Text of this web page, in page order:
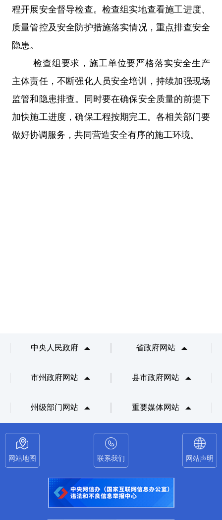
程开展安全督导检查。检查组实地查看施工进度、
质量管控及安全防护措施落实情况，重点排查安全
隐患。
检查组要求，施工单位要严格落实安全生产
主体责任，不断强化人员安全培训，持续加强现场
监管和隐患排查。同时要在确保安全质量的前提下
加快施工进度，确保工程按期完工。各相关部门要
做好协调服务，共同营造安全有序的施工环境。
中央人民政府 省政府网站
市州政府网站 县市政府网站
州级部门网站 重要媒体网站
网站地图 联系我们 网站声明